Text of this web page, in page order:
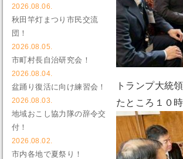
トランプ大統
たところ１０
2026.08.06.
秋田竿灯まつり市民交流
団！
2026.08.05.
市町村長自治研究会！
2026.08.04.
盆踊り復活に向け練習会！
2026.08.03.
地域おこし協力隊の辞令交
付！
2026.08.02.
市内各地で夏祭り！